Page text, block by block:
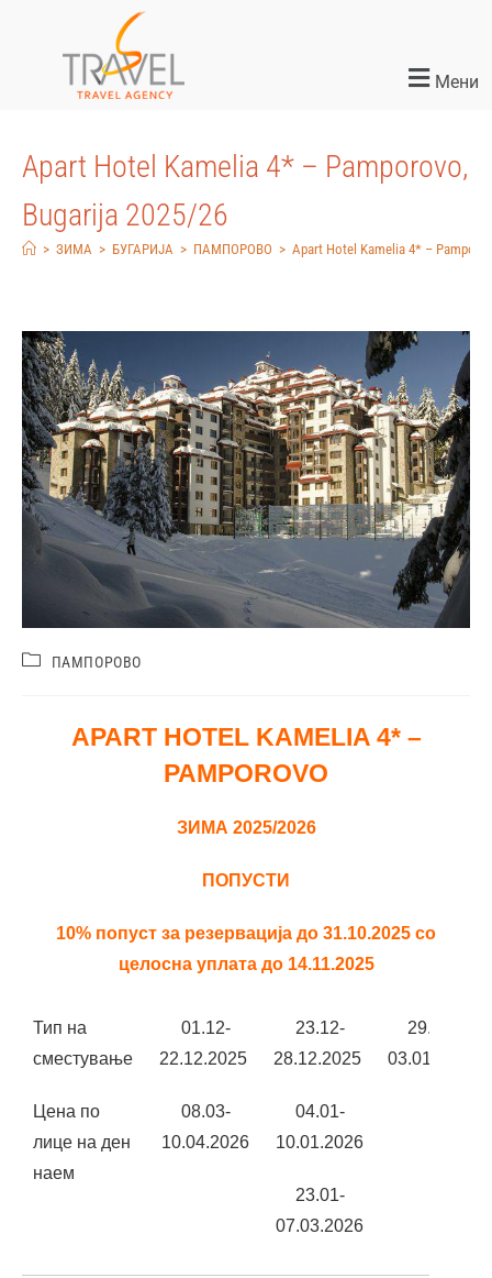
Мени
Apart Hotel Kamelia 4* – Pamporovo,
Bugarija 2025/26
> ЗИМА > БУГАРИЈА > ПАМПОРОВО > Apart Hotel Kamelia 4* –
ПАМПОРОВО
APART HOTEL KAMELIA 4* –
PAMPOROVO
ЗИМА 2025/2026
ПОПУСТИ
10% попуст за резервација до 31.10.2025 со
целосна уплата до 14.11.2025
Тип на
сместување
Цена по
лице на ден
наем
01.12-
22.12.2025
08.03-
10.04.2026
23.12-
28.12.2025
04.01-
10.01.2026
23.01-
07.03.2026
29.12-
03.01.2026